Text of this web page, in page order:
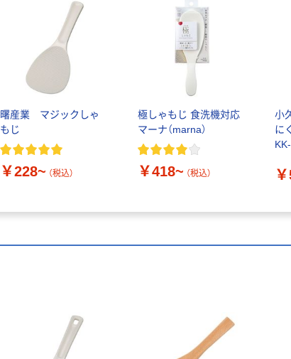
曙産業 マジックしゃ
もじ
￥228~ （税込）
極しゃもじ 食洗機対応
マーナ（marna）
￥418~ （税込）
小
に